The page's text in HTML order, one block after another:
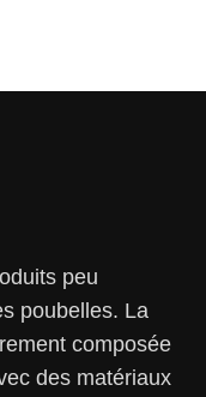
peu
poubelles. La
composée
des matériaux